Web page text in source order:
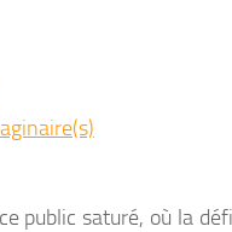
public saturé, où la